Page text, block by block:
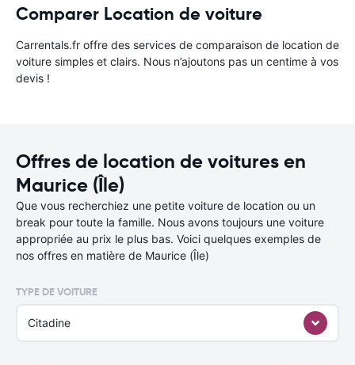
Comparer Location de voiture
Carrentals.fr offre des services de comparaison de location de
voiture simples et clairs. Nous n’ajoutons pas un centime à vos
devis !
Offres de location de voitures en
Maurice (Île)
Que vous recherchiez une petite voiture de location ou un
break pour toute la famille. Nous avons toujours une voiture
appropriée au prix le plus bas. Voici quelques exemples de
nos offres en matière de Maurice (Île)
TYPE DE VOITURE
Citadine